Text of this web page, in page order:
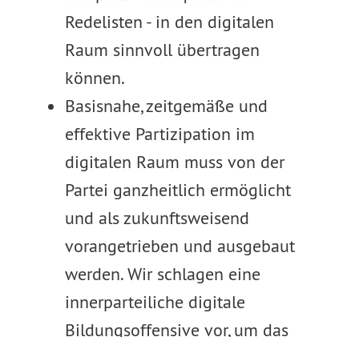
Redelisten - in den digitalen
Raum sinnvoll übertragen
können.
Basisnahe, zeitgemäße und
effektive Partizipation im
digitalen Raum muss von der
Partei ganzheitlich ermöglicht
und als zukunftsweisend
vorangetrieben und ausgebaut
werden. Wir schlagen eine
innerparteiliche digitale
Bildungsoffensive vor, um das